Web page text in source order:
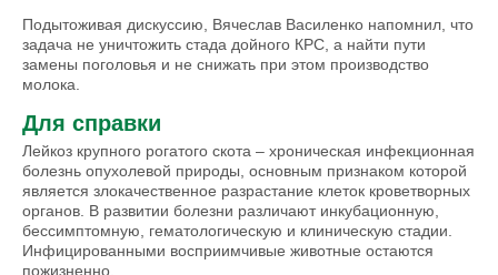
Подытоживая дискуссию, Вячеслав Василенко напомнил, что
задача не уничтожить стада дойного КРС, а найти пути
замены поголовья и не снижать при этом производство
молока.
Для справки
Лейкоз крупного рогатого скота – хроническая инфекционная
болезнь опухолевой природы, основным признаком которой
является злокачественное разрастание клеток кроветворных
органов. В развитии болезни различают инкубационную,
бессимптомную, гематологическую и клиническую стадии.
Инфицированными восприимчивые животные остаются
пожизненно.